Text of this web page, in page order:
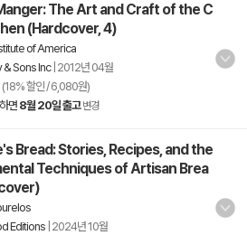
The Art and Craft of the C
(Hardcover, 4)
of America
& Sons Inc| 2012년 04월
(18% 할인 / 6,080원)
면8월 20일 출고 변경
Bread: Stories, Recipes, and the
Techniques of Artisan Brea
Editions 2024년 10월